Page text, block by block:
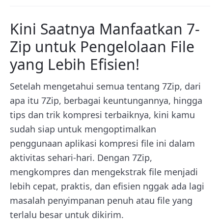
Kini Saatnya Manfaatkan 7-
Zip untuk Pengelolaan File
yang Lebih Efisien!
Setelah mengetahui semua tentang 7Zip, dari
apa itu 7Zip, berbagai keuntungannya, hingga
tips dan trik kompresi terbaiknya, kini kamu
sudah siap untuk mengoptimalkan
penggunaan aplikasi kompresi file ini dalam
aktivitas sehari-hari. Dengan 7Zip,
mengkompres dan mengekstrak file menjadi
lebih cepat, praktis, dan efisien nggak ada lagi
masalah penyimpanan penuh atau file yang
terlalu besar untuk dikirim.